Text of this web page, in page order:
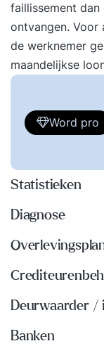
faillissement
ontvangen. Voor
de werknemer
maandelijkse
Word pro
Statistieken
Diagnose
Deurwaarder /
Banken